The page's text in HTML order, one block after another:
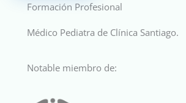
Formación Profesional
Médico Pediatra de Clínica Santiago.
Notable miembro de: